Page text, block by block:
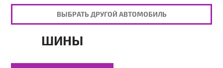
ВЫБРАТЬ ДРУГОЙ АВТОМОБИЛЬ
ШИНЫ